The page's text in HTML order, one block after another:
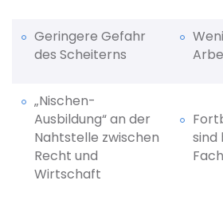
Geringere Gefahr
des Scheiterns
„Nischen-
Ausbildung“ an der
Nahtstelle zwischen
Recht und
Wirtschaft
sind